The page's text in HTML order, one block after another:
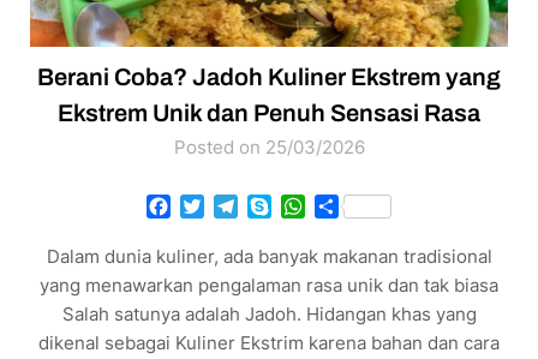
Berani Coba? Jadoh Kuliner Ekstrem yang
Ekstrem Unik dan Penuh Sensasi Rasa
Posted on 25/03/2026
Facebook
TwitterTelegram
SkypeWhatsApp
Share
Dalam dunia kuliner, ada banyak makanan tradisional
yang menawarkan pengalaman rasa unik dan tak biasa
Salah satunya adalah Jadoh. Hidangan khas yang
dikenal sebagai Kuliner Ekstrim karena bahan dan cara